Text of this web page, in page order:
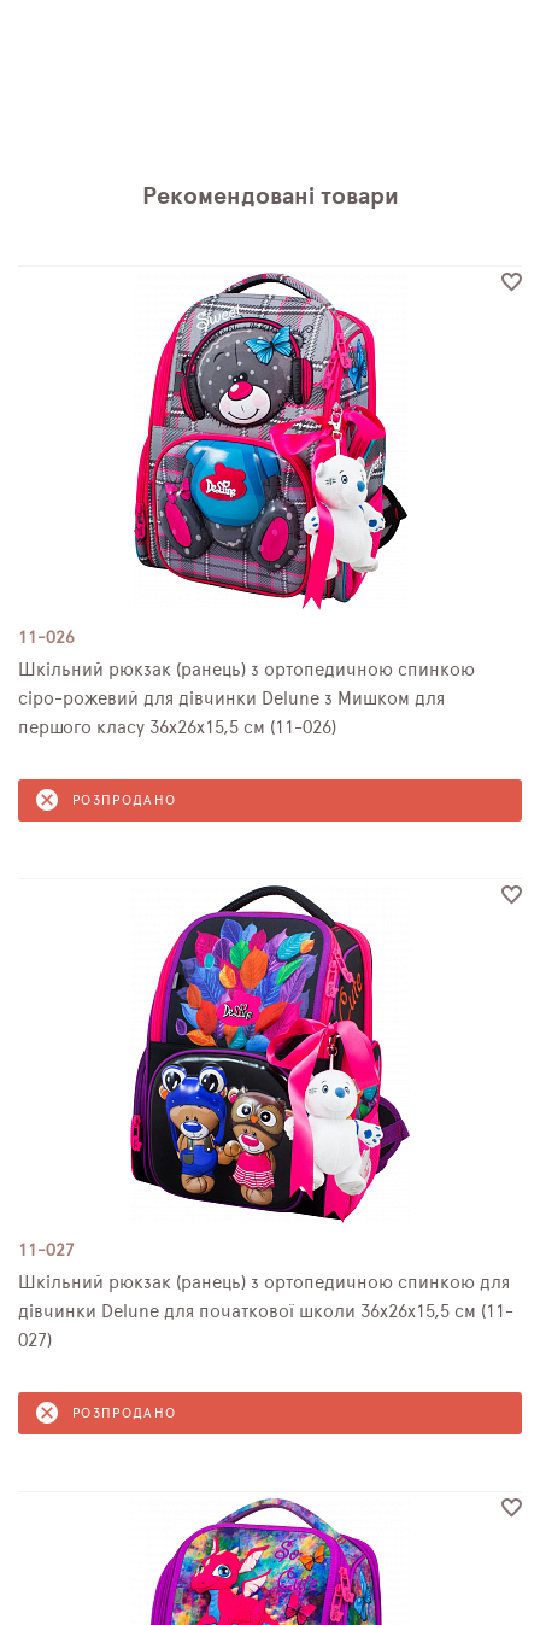
Рекомендовані товари
11-026
Шкільний рюкзак (ранець) з ортопедичною спинкою
сіро-рожевий для дівчинки Delune з Мишком для
першого класу 36х26х15,5 см (11-026)
РОЗПРОДАНО
11-027
Шкільний рюкзак (ранець) з ортопедичною спинкою для
дівчинки Delune для початкової школи 36х26х15,5 см (11-
027)
РОЗПРОДАНО